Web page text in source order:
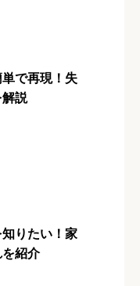
で再現！失
説
りたい！家
紹介